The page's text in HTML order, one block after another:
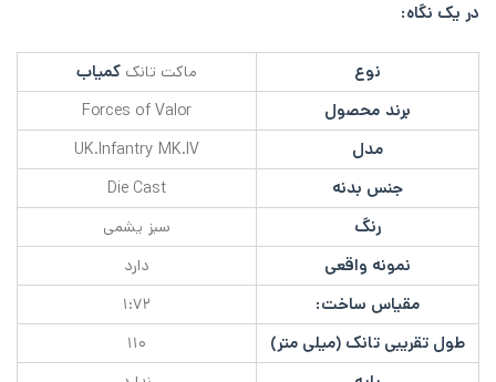
در یک نگاه:
نوع ماکت تانککمیاب
برند محصول
Forces of Valor
مدل UK.Infantry MK.IV
جنس بدنه Die Cast
رنگ سبز یشمی
نمونه واقعی دارد
مقیاس ساخت: ۱:۷۲
طول تقریبی تانک (میلی متر) ۱۱۰